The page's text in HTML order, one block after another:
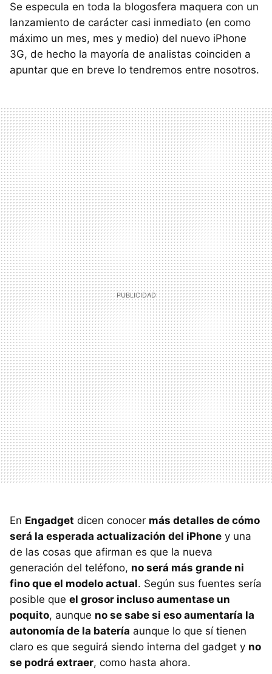
Se especula en toda la blogosfera maquera con un
lanzamiento de carácter casi inmediato (en como
máximo un mes, mes y medio) del nuevo iPhone
3G, de hecho la mayoría de analistas coinciden a
apuntar que en breve lo tendremos entre nosotros.
En Engadget dicen conocer más detalles de cómo
será la esperada actualización del iPhone y una
de las cosas que afirman es que la nueva
generación del teléfono, no será más grande ni
fino que el modelo actual. Según sus fuentes sería
posible que el grosor incluso aumentase un
poquito, aunque no se sabe si eso aumentaría la
autonomía de la batería aunque lo que sí tienen
claro es que seguirá siendo interna del gadget y no
se podrá extraer, como hasta ahora.